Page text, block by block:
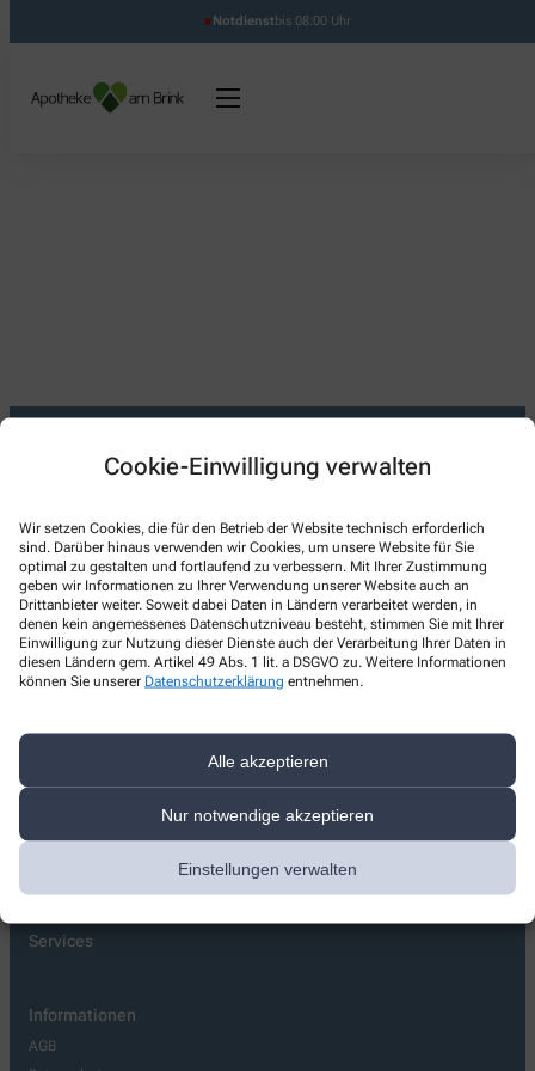
Cookie-Einwilligung verwalten
Wir setzen Cookies, die für den Betrieb der Website technisch erforderlich
sind. Darüber hinaus verwenden wir Cookies, um unsere Website für Sie
optimal zu gestalten und fortlaufend zu verbessern. Mit Ihrer Zustimmung
geben wir Informationen zu Ihrer Verwendung unserer Website auch an
Drittanbieter weiter. Soweit dabei Daten in Ländern verarbeitet werden, in
denen kein angemessenes Datenschutzniveau besteht, stimmen Sie mit Ihrer
Einwilligung zur Nutzung dieser Dienste auch der Verarbeitung Ihrer Daten in
diesen Ländern gem. Artikel 49 Abs. 1 lit. a DSGVO zu. Weitere Informationen
können Sie unserer Datenschutzerklärung entnehmen.
Alle akzeptieren
Nur notwendige akzeptieren
Einstellungen verwalten
Notdienstbis 08:00 Uhr
Apotheke am Brink
Wismarsche Str. 4, 18057 Rostock
03813750867
03813750869
Lieferoptionen
Services
Informationen
AGB